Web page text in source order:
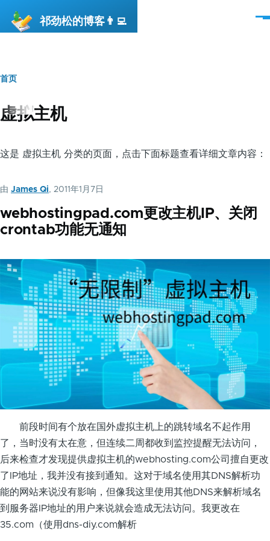
祁劲松的博客👨‍💻
菜
面
包
屑
首页
虚拟主机
这是 虚拟主机 分类的页面，点击下面标题查看详细文章内容：
由 James Qi, 2011年1月7日
webhostingpad.com更改主机IP、关闭
crontab功能无通知
前段时间有个放在国外虚拟主机上的跳转域名不起作用
了，当时没有太在意，但连续二周都收到监控提醒无法访问，
后来检查才发现提供虚拟主机的webhosting.com公司擅自更改
了IP地址，我并没有接到通知。这对于域名使用其DNS解析功
能的网站来说没有影响，但像我这里使用其他DNS来解析域名
到服务器IP地址的用户来说就会造成无法访问。我更改在
35.com（使用dns-diy.com解析